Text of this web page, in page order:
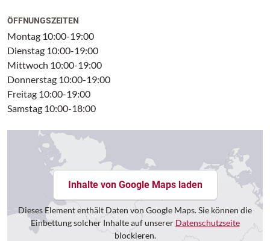
ÖFFNUNGSZEITEN
Montag 10:00-19:00
Dienstag 10:00-19:00
Mittwoch 10:00-19:00
Donnerstag 10:00-19:00
Freitag 10:00-19:00
Samstag 10:00-18:00
Inhalte von Google Maps laden
Dieses Element enthält Daten von Google Maps. Sie können die
Einbettung solcher Inhalte auf unserer Datenschutzseite
blockieren.